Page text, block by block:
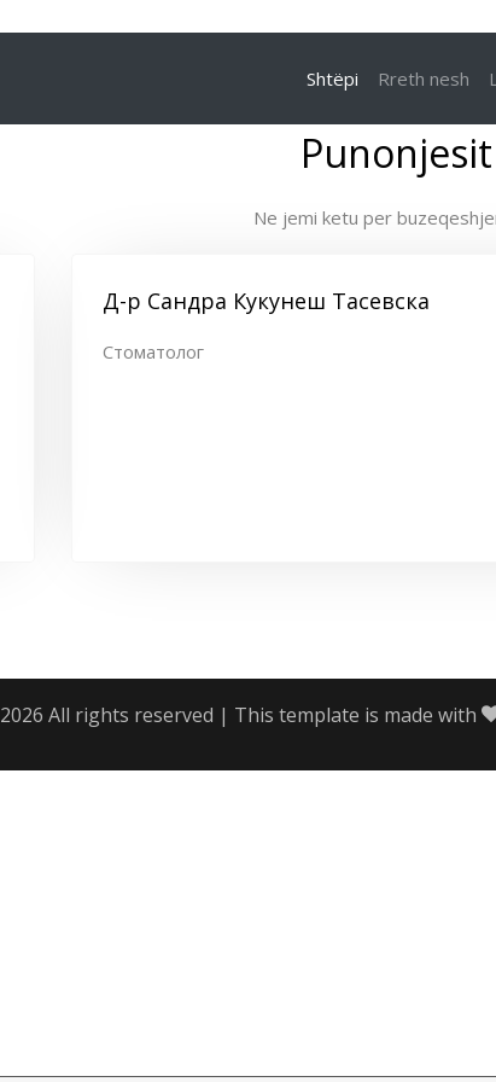
Shtëpi Rreth nesh
Punonjesit
Ne jemi ketu per
Д-р Сандра Кукунеш Тасевска
Стоматолог
2026 All rights reserved | This template is made with